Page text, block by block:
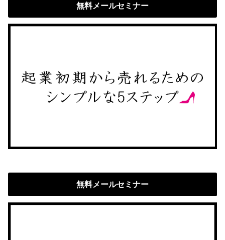
無料メールセミナー
無料メールセミナー